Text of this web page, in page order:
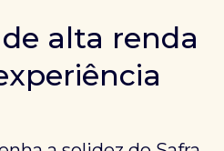
alta renda